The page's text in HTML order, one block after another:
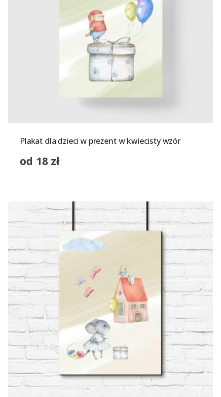
Plakat dla dzieci w prezent w kwiecisty wzór
od 18 zł